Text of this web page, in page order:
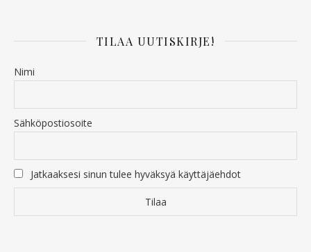
TILAA UUTISKIRJE!
Nimi
Sähköpostiosoite
Jatkaaksesi sinun tulee hyväksyä käyttäjäehdot